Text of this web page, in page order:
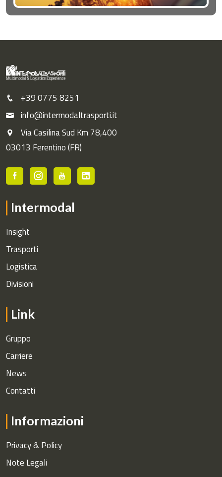
+39 0775 8251
info@intermodaltrasporti.it
Via Casilina Sud Km 78,400
03013 Ferentino (FR)
Intermodal
Insight
Trasporti
Logistica
Divisioni
Link
Gruppo
Carriere
News
Contatti
Informazioni
Privacy & Policy
Note Legali